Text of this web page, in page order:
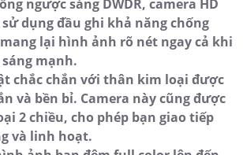
ngược sáng DWDR, camera HD
sử dụng đầu ghi khả năng chống
lại hình ảnh rõ nét ngay cả khi
mạnh.
chắc chắn với thân kim loại được
và bền bỉ. Camera này cũng được
2 chiều, cho phép bạn giao tiếp
và linh hoạt.